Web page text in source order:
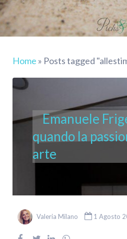
Home » Posts tagged
Emanuele
quando la
arte
Valeria Milano 1 Agosto